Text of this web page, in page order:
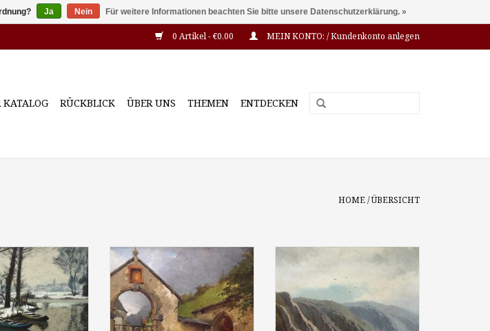
0 Artikel - €0,00 MEIN KONTO: / Kundenkonto anlegen
KATALOG RÜCKBLICK ÜBER UNS THEMEN ENTDECKEN
HOME/ÜBERSICHT
(1849 –
an der Düssel",
60 x 50 cm,
signiert
Adolf Lüben (1837 - 1905): "Vor
dem alten Kirchtor in Ramsau"
um 1880, Öl auf Leinwand
(doubliert), ca. 60 x 50 cm,
signiert
Henri Joseph Ferdinand Pieron
(1856 -1912): "Morgennebel an
der Maas", Öl auf Leinwand,
Bild-Format ca. 60 x 90 cm,
signiert
Ja Nein Für weitere Informationen beachten Sie bitte unsere Datenschutzerklärung. »